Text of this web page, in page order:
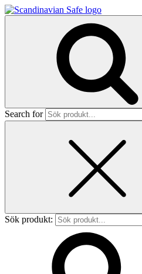
Search for
Sök produkt: